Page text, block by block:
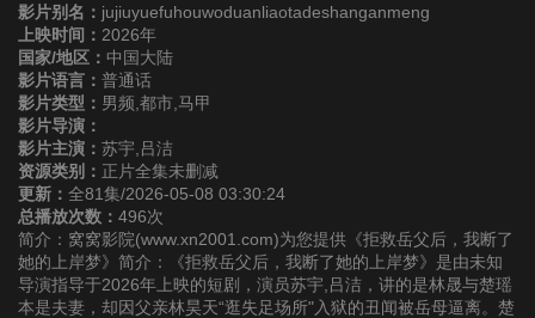
13
16
19
22 23 24
25 26 27
影片别名： jujiuyuefuhouwoduanliaotadeshanganmeng
上映时间： 2026年
国家/地区： 中国大陆
影片语言： 普通话
影片类型： 男频,都市,马甲
影片导演：
影片主演： 苏宇,吕洁
资源类别： 正片全集未删减
更新： 全81集/2026-05-08 03:30:24
总播放次数： 496次
简介：窝窝影院(www.xn2001.com)为您提供《拒救岳父后，我断了
她的上岸梦》简介：《拒救岳父后，我断了她的上岸梦》是由未知
导演指导于2026年上映的短剧，演员苏宇,吕洁，讲的是林晟与楚瑶
本是夫妻，却因父亲林昊天“逛失足场所"入狱的丑闻被岳母逼离。楚